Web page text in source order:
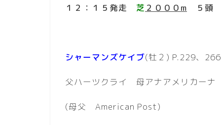
１２：１５発走 芝 ２０００m ５頭
シャーマンズケイブ(牡２) P.229、266
父ハーツクライ 母アナアメリカーナ
(母父 American Post)